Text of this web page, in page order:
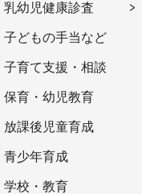
乳幼児健康診査
子どもの手当など
子育て支援・相談
保育・幼児教育
放課後児童育成
青少年育成
学校・教育